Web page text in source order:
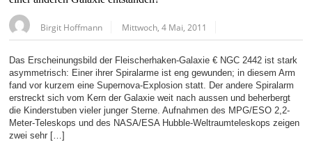
Birgit Hoffmann Mittwoch, 4 Mai, 2011
Das Erscheinungsbild der Fleischerhaken-Galaxie € NGC 2442 ist stark
asymmetrisch: Einer ihrer Spiralarme ist eng gewunden; in diesem Arm
fand vor kurzem eine Supernova-Explosion statt. Der andere Spiralarm
erstreckt sich vom Kern der Galaxie weit nach aussen und beherbergt
die Kinderstuben vieler junger Sterne. Aufnahmen des MPG/ESO 2,2-
Meter-Teleskops und des NASA/ESA Hubble-Weltraumteleskops zeigen
zwei sehr […]